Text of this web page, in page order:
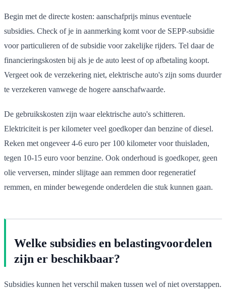
Begin met de directe kosten: aanschafprijs minus eventuele
subsidies. Check of je in aanmerking komt voor de SEPP-subsidie
voor particulieren of de subsidie voor zakelijke rijders. Tel daar de
financieringskosten bij als je de auto leest of op afbetaling koopt.
Vergeet ook de verzekering niet, elektrische auto's zijn soms duurder
te verzekeren vanwege de hogere aanschafwaarde.
De gebruikskosten zijn waar elektrische auto's schitteren.
Elektriciteit is per kilometer veel goedkoper dan benzine of diesel.
Reken met ongeveer 4-6 euro per 100 kilometer voor thuisladen,
tegen 10-15 euro voor benzine. Ook onderhoud is goedkoper, geen
olie verversen, minder slijtage aan remmen door regeneratief
remmen, en minder bewegende onderdelen die stuk kunnen gaan.
Welke subsidies en belastingvoordelen
zijn er beschikbaar?
Subsidies kunnen het verschil maken tussen wel of niet overstappen.